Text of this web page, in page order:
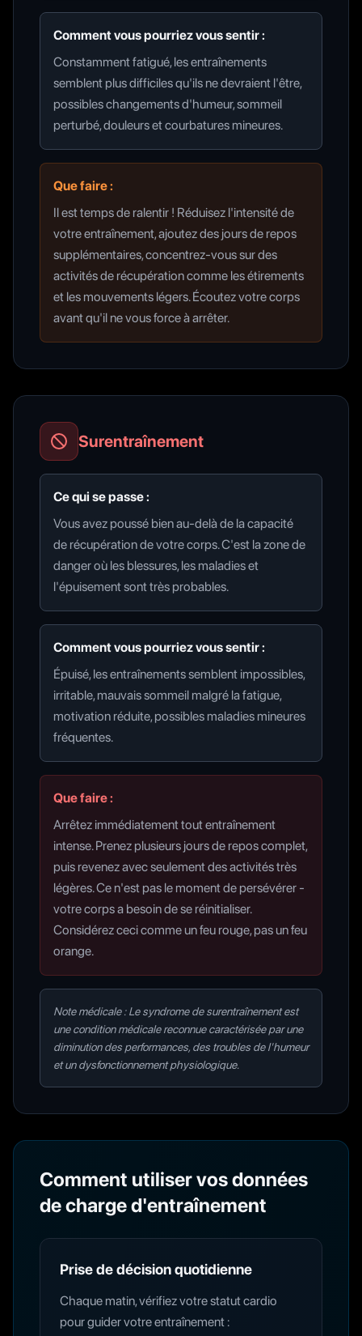
Comment vous pourriez vous sentir :
Constamment fatigué, les entraînements
semblent plus difficiles qu'ils ne devraient l'être,
possibles changements d'humeur, sommeil
perturbé, douleurs et courbatures mineures.
Que faire :
Il est temps de ralentir ! Réduisez l'intensité de
votre entraînement, ajoutez des jours de repos
supplémentaires, concentrez-vous sur des
activités de récupération comme les étirements
et les mouvements légers. Écoutez votre corps
avant qu'il ne vous force à arrêter.
Surentraînement
Ce qui se passe :
Vous avez poussé bien au-delà de la capacité
de récupération de votre corps. C'est la zone de
danger où les blessures, les maladies et
l'épuisement sont très probables.
Comment vous pourriez vous sentir :
Épuisé, les entraînements semblent impossibles,
irritable, mauvais sommeil malgré la fatigue,
motivation réduite, possibles maladies mineures
fréquentes.
Que faire :
Arrêtez immédiatement tout entraînement
intense. Prenez plusieurs jours de repos complet,
puis revenez avec seulement des activités très
légères. Ce n'est pas le moment de persévérer -
votre corps a besoin de se réinitialiser.
Considérez ceci comme un feu rouge, pas un feu
orange.
Note médicale : Le syndrome de surentraînement est
une condition médicale reconnue caractérisée par une
diminution des performances, des troubles de l'humeur
et un dysfonctionnement physiologique.
Comment utiliser vos données
de charge d'entraînement
Prise de décision quotidienne
Chaque matin, vérifiez votre statut cardio
pour guider votre entraînement :